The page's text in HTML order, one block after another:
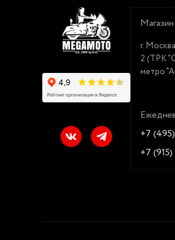
г.
2 (ТРК
метро
+7
+7